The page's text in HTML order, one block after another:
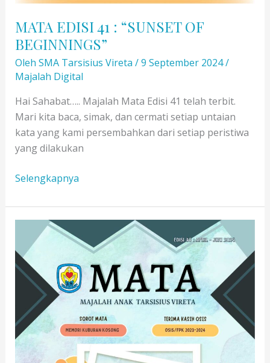
MATA EDISI 41 : “SUNSET OF
BEGINNINGS”
Oleh SMA Tarsisius Vireta /9 September 2024/
Majalah Digital
Hai Sahabat….. Majalah Mata Edisi 41 telah terbit.
Mari kita baca, simak, dan cermati setiap untaian
kata yang kami persembahkan dari setiap peristiwa
yang dilakukan
MATA
41
“SUNSET
OF
BEGINNINGS”
Selengkapnya